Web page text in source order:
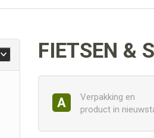
FIETSEN &
A
Verpakking en
product in